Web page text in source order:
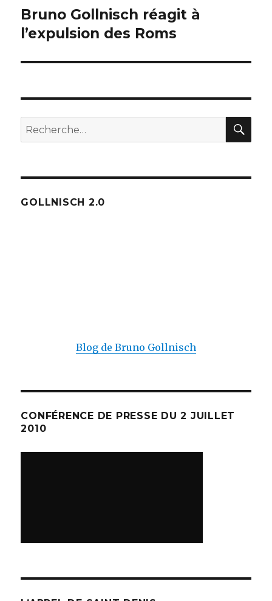
Publication
suivante :
Bruno Gollnisch réagit à
l’expulsion des Roms
Recherche
pour :
GOLLNISCH 2.0
Blog de Bruno Gollnisch
CONFÉRENCE DE PRESSE DU 2 JUILLET
2010